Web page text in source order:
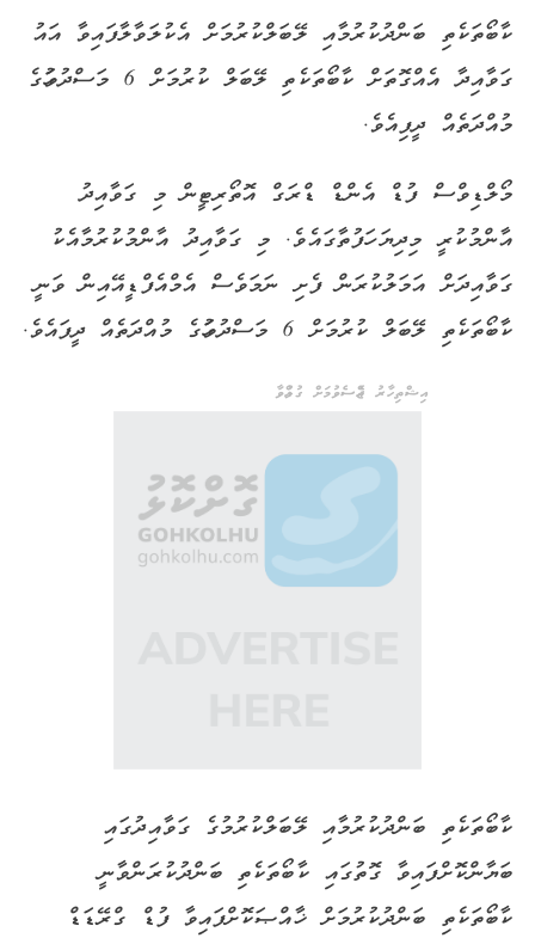
ކާބޯތަކެތި ބަންދުކުރުމާއި ލޭބަލްކުރުމަށް އެކުލަވާލާފައިވާ އައު
ގަވާއިދާ އެއްގޮތަށް ކާބޯތަކެތި ލޭބަލް ކުރުމަށް 6 މަސްދުވަހުގެ
މުއްދަތެއް ދީފިއެވެ.
މޯލްޑިވްސް ފުޑް އެންޑް ޑްރަގް އޮތޯރިޓީން މި ގަވާއިދު
އާންމުކުރީ މިދިޔަ ހަފުތާގައެވެ. މި ގަވާއިދު އާންމުކުރުމާއެކު
ގަވާއިދަށް އަމަލުކުރަން ފެށި ނަމަވެސް އެމްއެފްޑީއޭއިން ވަނީ
ކާބޯތަކެތި ލޭބަލް ކުރުމަށް 6 މަސްދުވަހުގެ މުއްދަތެއް ދީފައެވެ.
އިޝްތިހާރު ޖެއްސެވުމަށް ގުޅުއްވާ
ކާބޯތަކެތި ބަންދުކުރުމާއި ލޭބަލްކުރުމުގެ ގަވާއިދުގައި
ބަޔާންކޮށްފައިވާ ގޮތުގައި ކާބޯތަކެތި ބަންދުކުރަންވާނީ
ކާބޯތަކެތި ބަންދުކުރުމަށް ޚާއްޞަކޮށްފައިވާ ފުޑް ގްރޭޑަޑް